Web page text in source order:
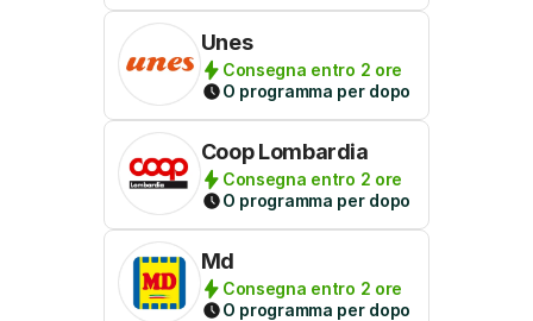
Unes
Consegna entro 2 ore
O programma per dopo
Coop Lombardia
Consegna entro 2 ore
O programma per dopo
Md
Consegna entro 2 ore
O programma per dopo